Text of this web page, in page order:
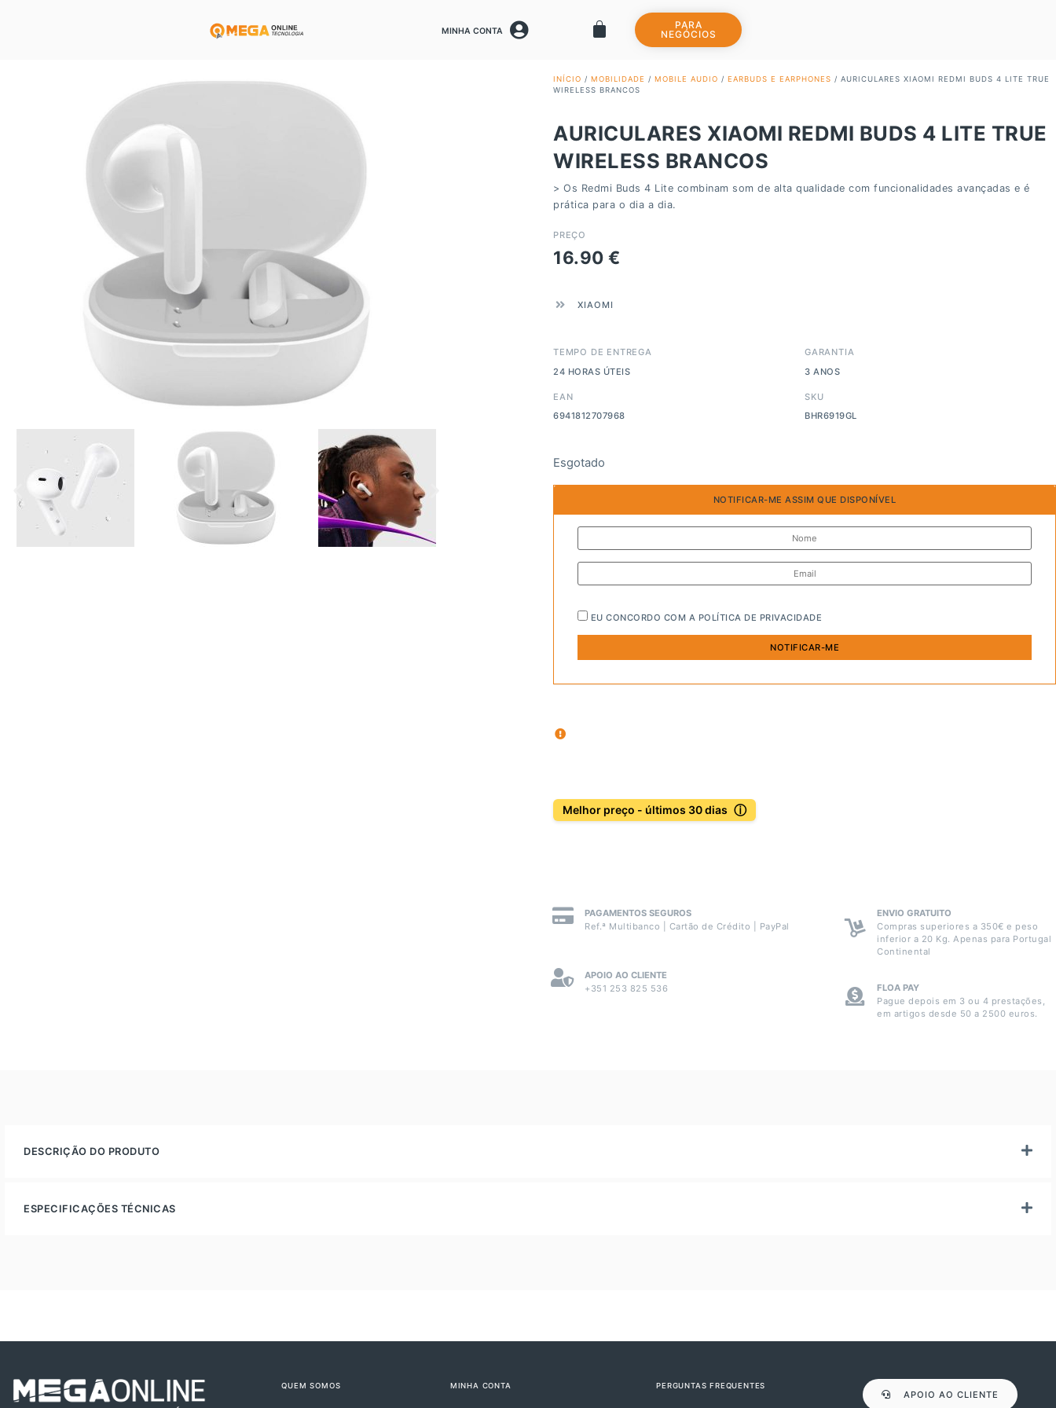
MINHA CONTA
PARA
NEGÓCIOS
INÍCIO / MOBILIDADE / MOBILE AUDIO / EARBUDS E EARPHONES / AURICULARES XIAOMI REDMI BUDS 4 LITE TRUE
WIRELESS BRANCOS
AURICULARES XIAOMI REDMI BUDS 4 LITE TRUE
WIRELESS BRANCOS
> Os Redmi Buds 4 Lite combinam som de alta qualidade com funcionalidades avançadas e é
prática para o dia a dia.
PREÇO
16.90 €
XIAOMI
TEMPO DE ENTREGA
24 HORAS ÚTEIS
GARANTIA
3 ANOS
EAN
6941812707968
SKU
BHR6919GL
Esgotado
NOTIFICAR-ME ASSIM QUE DISPONÍVEL
EU CONCORDO COM A POLÍTICA DE PRIVACIDADE
Melhor preço - últimos 30 dias ⓘ
PAGAMENTOS SEGUROS
Ref.ª Multibanco | Cartão de Crédito | PayPal
APOIO AO CLIENTE
+351 253 825 536
ENVIO GRATUITO
Compras superiores a 350€ e peso
inferior a 20 Kg. Apenas para Portugal
Continental
FLOA PAY
Pague depois em 3 ou 4 prestações,
em artigos desde 50 a 2500 euros.
DESCRIÇÃO DO PRODUTO
ESPECIFICAÇÕES TÉCNICAS
QUEM SOMOS MINHA CONTA PERGUNTAS FREQUENTES
APOIO AO CLIENTE